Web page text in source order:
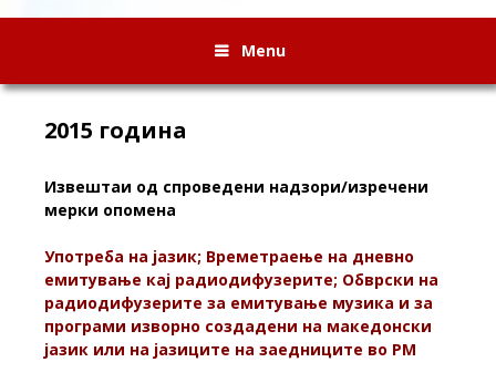
Menu
2015 година
Извештаи од спроведени надзори/изречени
мерки опомена
Употреба на јазик; Времетраење на дневно
емитување кај радиодифузерите; Обврски на
радиодифузерите за емитување музика и за
програми изворно создадени на македонски
јазик или на јазиците на заедниците во РМ